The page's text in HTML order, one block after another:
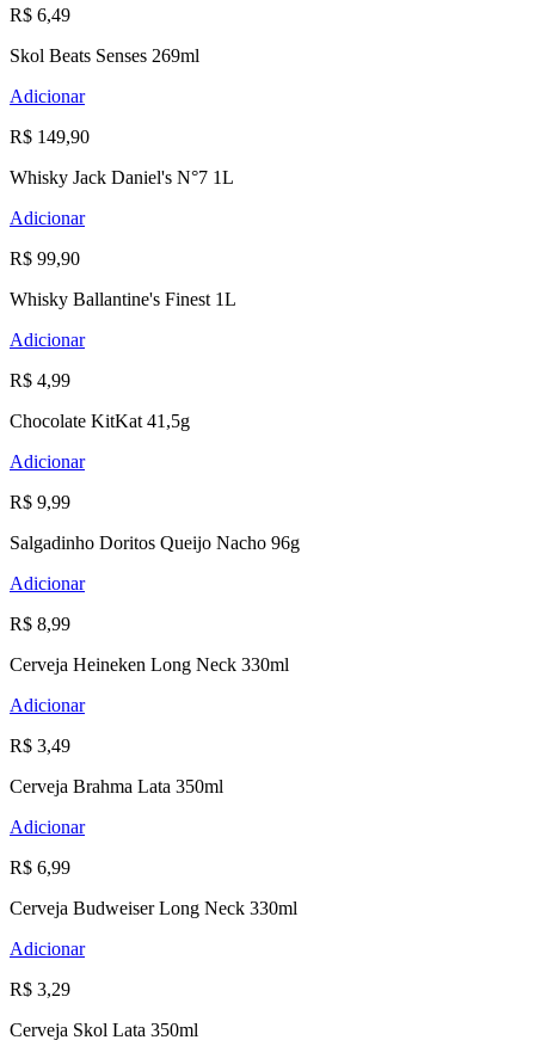
R$ 6,49
Skol Beats Senses 269ml
Adicionar
R$ 149,90
Whisky Jack Daniel's N°7 1L
Adicionar
R$ 99,90
Whisky Ballantine's Finest 1L
Adicionar
R$ 4,99
Chocolate KitKat 41,5g
Adicionar
R$ 9,99
Salgadinho Doritos Queijo Nacho 96g
Adicionar
R$ 8,99
Cerveja Heineken Long Neck 330ml
Adicionar
R$ 3,49
Cerveja Brahma Lata 350ml
Adicionar
R$ 6,99
Cerveja Budweiser Long Neck 330ml
Adicionar
R$ 3,29
Cerveja Skol Lata 350ml